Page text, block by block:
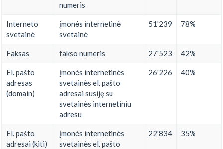
numeris
Interneto
svetainė
įmonės internetinė
svetainė
51'239 78%
Faksas fakso numeris 27'523 42%
El. pašto
adresas
(domain)
įmonės internetinės
svetainės el. pašto
adresai susiję su
svetainės internetiniu
adresu
26'226 40%
El. pašto
adresai (kiti)
įmonės internetinės
svetainės el. pašto
22'834 35%